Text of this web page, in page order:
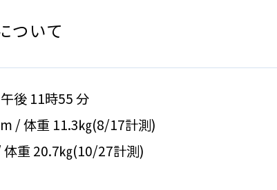
ついて
後 11時55 分
/ 体重 11.3㎏(8/17計測)
重 20.7㎏(10/27計測)